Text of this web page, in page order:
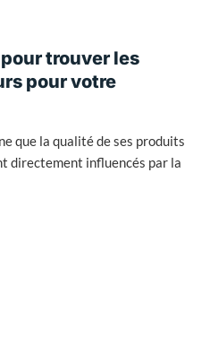
trouver les
pour votre
que la qualité de ses produits
directement influencés par la